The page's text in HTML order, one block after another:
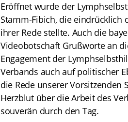
Eröffnet wurde der
Stamm-Fibich, die eindrücklich
ihrer Rede stellte. Auch die
Videobotschaft Grußworte an
Engagement der
Verbands auch auf politischer
die Rede unserer
Herzblut über die Arbeit des
souverän durch den Tag.